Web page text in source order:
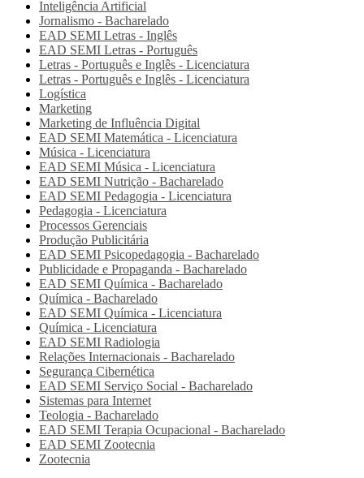
Inteligência Artificial
Jornalismo - Bacharelado
EAD SEMI Letras - Inglês
EAD SEMI Letras - Português
Letras - Português e Inglês - Licenciatura
Letras - Português e Inglês - Licenciatura
Logística
Marketing
Marketing de Influência Digital
EAD SEMI Matemática - Licenciatura
Música - Licenciatura
EAD SEMI Música - Licenciatura
EAD SEMI Nutrição - Bacharelado
EAD SEMI Pedagogia - Licenciatura
Pedagogia - Licenciatura
Processos Gerenciais
Produção Publicitária
EAD SEMI Psicopedagogia - Bacharelado
Publicidade e Propaganda - Bacharelado
EAD SEMI Química - Bacharelado
Química - Bacharelado
EAD SEMI Química - Licenciatura
Química - Licenciatura
EAD SEMI Radiologia
Relações Internacionais - Bacharelado
Segurança Cibernética
EAD SEMI Serviço Social - Bacharelado
Sistemas para Internet
Teologia - Bacharelado
EAD SEMI Terapia Ocupacional - Bacharelado
EAD SEMI Zootecnia
Zootecnia